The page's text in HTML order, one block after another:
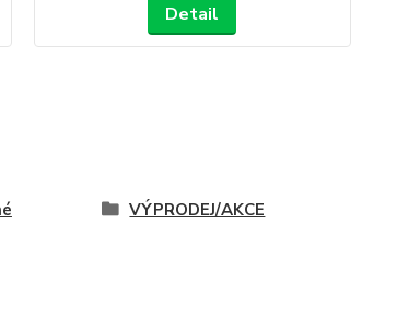
Detail
VÝPRODEJ/AKCE